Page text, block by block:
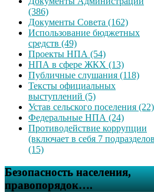
(386)
Документы Совета (162)
Использование бюджетных
средств (49)
Проекты НПА (54)
НПА в сфере ЖКХ (13)
Публичные слушания (118)
Тексты официальных
выступлений (5)
Устав сельского поселения (22)
Федеральные НПА (24)
Противодействие коррупции
(включает в себя 7
(15)
Безопасность населения,
правопорядок….